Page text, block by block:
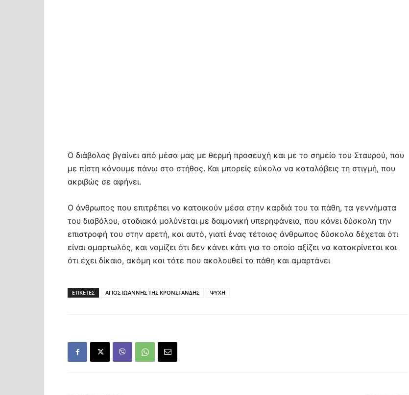
Ο διάβολος βγαίνει από μέσα μας με θερμή προσευχή και με το σημείο του Σταυρού, που
με πίστη κάνουμε πάνω στο στήθος. Και μπορείς εύκολα να καταλάβεις τη στιγμή, που
ακριβώς σε αφήνει.
Ο άνθρωπος που επιτρέπει να κατοικούν μέσα στην καρδιά του τα πάθη, τα γεννήματα
του διαβόλου, σταδιακά μολύνεται με δαιμονική υπερηφάνεια, που κάνει δύσκολη την
επιστροφή του στην αρετή, και αυτό, γιατί ένας τέτοιος άνθρωπος δύσκολα δέχεται ότι
είναι αμαρτωλός, και νομίζει ότι δεν κάνει κάτι για το οποίο αξίζει να κατακρίνεται και
ότι έχει δίκαιο, ακόμη και τότε που ακολουθεί τα πάθη και αμαρτάνει
ΕΤΙΚΕΤΕΣ ΑΓΙΟΣ ΙΩΑΝΝΗΣ ΤΗΣ ΚΡΟΝΣΤΑΝΔΗΣ ΨΥΧΗ